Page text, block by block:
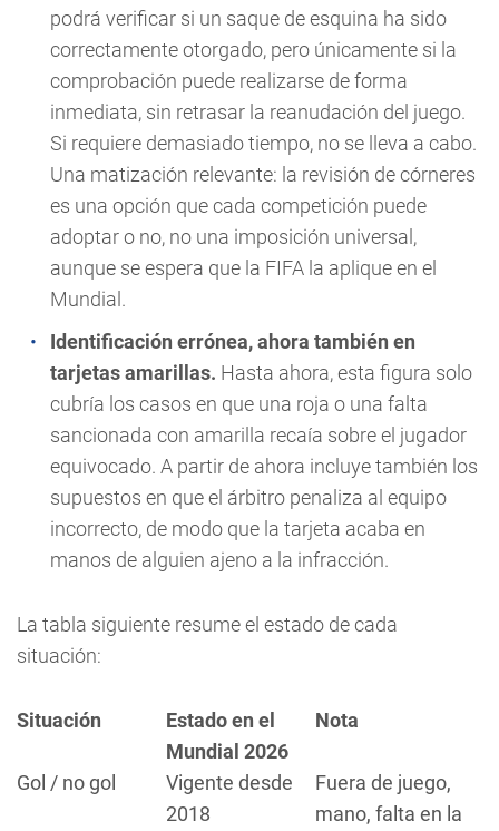
podrá verificar si un saque de esquina ha sido
correctamente otorgado, pero únicamente si la
comprobación puede realizarse de forma
inmediata, sin retrasar la reanudación del juego.
Si requiere demasiado tiempo, no se lleva a cabo.
Una matización relevante: la revisión de córneres
es una opción que cada competición puede
adoptar o no, no una imposición universal,
aunque se espera que la FIFA la aplique en el
Mundial.
Identificación errónea, ahora también en
tarjetas amarillas. Hasta ahora, esta figura solo
cubría los casos en que una roja o una falta
sancionada con amarilla recaía sobre el jugador
equivocado. A partir de ahora incluye también los
supuestos en que el árbitro penaliza al equipo
incorrecto, de modo que la tarjeta acaba en
manos de alguien ajeno a la infracción.
La tabla siguiente resume el estado de cada
situación:
Situación
Estado en el
Mundial 2026
Nota
Gol / no gol
Vigente desde
2018
Fuera de juego,
mano, falta en la